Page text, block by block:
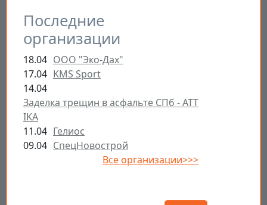
Последние
организации
18.04 ООО "Эко-Дах"
17.04 KMS Sport
14.04
Заделка трещин в асфальте СПб - ATT
IKA
11.04 Гелиос
09.04 СпецНовострой
Все организации>>>